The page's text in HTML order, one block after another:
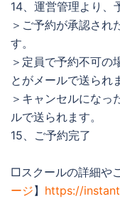
14、運営管理より、
＞ご予約が承認され
す。
＞定員で予約不可の
とがメールで送られ
＞キャンセルになっ
ルで送られます。
15、ご予約完了
□スクールの詳細や
ージ】 https://